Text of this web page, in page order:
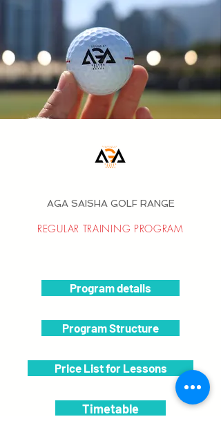
AGA SAISHA GOLF RANGE
REGULAR TRAINING PROGRAM
Program details
Program Structure
Price List for Lessons
Timetable